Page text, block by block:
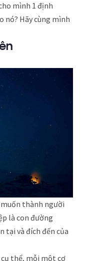
mình 1 định
nó? Hãy cùng mình
thành người
là con đường
tại và đích đến của
thể, mỗi một cơ